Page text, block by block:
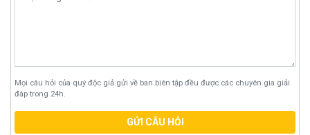
Mọi câu hỏi của quý độc giả gửi về ban biên tập đều được các chuyên gia giải
đáp trong 24h.
GỬI CÂU HỎI